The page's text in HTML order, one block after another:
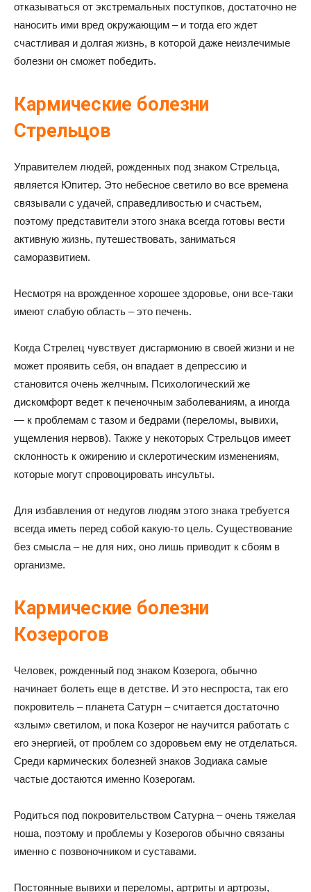
отказываться от экстремальных поступков, достаточно не
наносить ими вред окружающим – и тогда его ждет
счастливая и долгая жизнь, в которой даже неизлечимые
болезни он сможет победить.
Кармические болезни
Стрельцов
Управителем людей, рожденных под знаком Стрельца,
является Юпитер. Это небесное светило во все времена
связывали с удачей, справедливостью и счастьем,
поэтому представители этого знака всегда готовы вести
активную жизнь, путешествовать, заниматься
саморазвитием.
Несмотря на врожденное хорошее здоровье, они все-таки
имеют слабую область – это печень.
Когда Стрелец чувствует дисгармонию в своей жизни и не
может проявить себя, он впадает в депрессию и
становится очень желчным. Психологический же
дискомфорт ведет к печеночным заболеваниям, а иногда
— к проблемам с тазом и бедрами (переломы, вывихи,
ущемления нервов). Также у некоторых Стрельцов имеет
склонность к ожирению и склеротическим изменениям,
которые могут спровоцировать инсульты.
Для избавления от недугов людям этого знака требуется
всегда иметь перед собой какую-то цель. Существование
без смысла – не для них, оно лишь приводит к сбоям в
организме.
Кармические болезни
Козерогов
Человек, рожденный под знаком Козерога, обычно
начинает болеть еще в детстве. И это неспроста, так его
покровитель – планета Сатурн – считается достаточно
«злым» светилом, и пока Козерог не научится работать с
его энергией, от проблем со здоровьем ему не отделаться.
Среди кармических болезней знаков Зодиака самые
частые достаются именно Козерогам.
Родиться под покровительством Сатурна – очень тяжелая
ноша, поэтому и проблемы у Козерогов обычно связаны
именно с позвоночником и суставами.
Постоянные вывихи и переломы, артриты и артрозы,